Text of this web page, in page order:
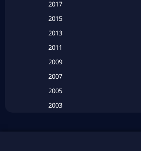
Based on a True Story เรื่องจริง
2017
2015
2013
2011
2009
2007
2005
2003